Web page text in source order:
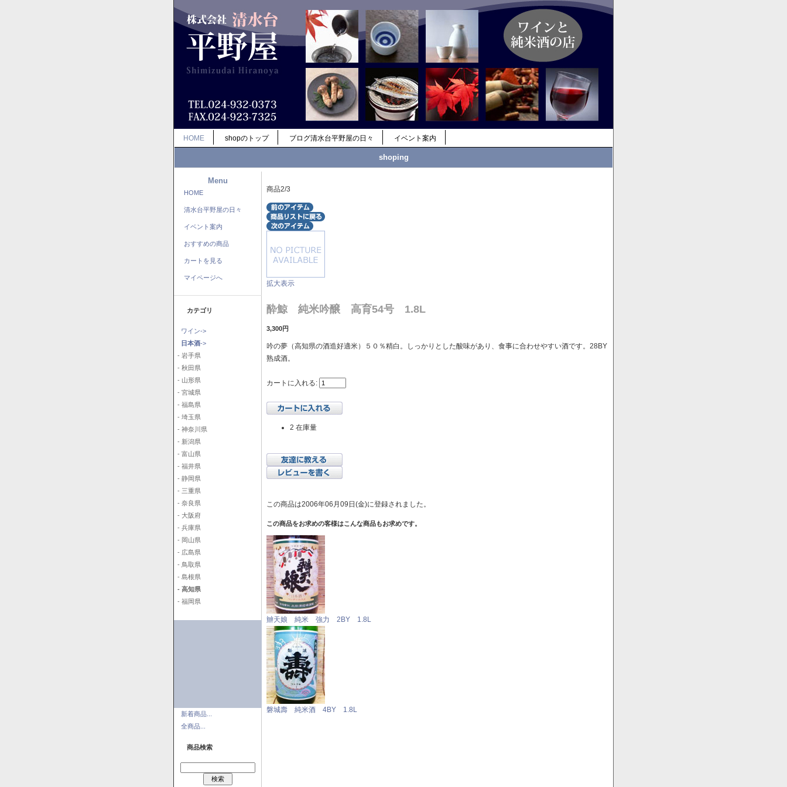
HOME shopのトップ ブログ清水台平野屋の日々 イベント案内
shoping
Menu
HOME
清水台平野屋の日々
イベント案内
おすすめの商品
カートを見る
マイページへ
カテゴリ
ワイン->
日本酒->
- 岩手県
- 秋田県
- 山形県
- 宮城県
- 福島県
- 埼玉県
- 神奈川県
- 新潟県
- 富山県
- 福井県
- 静岡県
- 三重県
- 奈良県
- 大阪府
- 兵庫県
- 岡山県
- 広島県
- 鳥取県
- 島根県
- 高知県
- 福岡県
新着商品...
全商品...
商品検索
商品2/3
拡大表示
酔鯨 純米吟醸 高育54号 1.8L
3,300円
吟の夢（高知県の酒造好適米）５０％精白。しっかりとした酸味があり、食事に合わせやすい酒です。28BY
熟成酒。
カートに入れる:
2 在庫量
この商品は2006年06月09日(金)に登録されました。
この商品をお求めの客様はこんな商品もお求めです。
辧天娘 純米 強力 2BY 1.8L
磐城壽 純米酒 4BY 1.8L